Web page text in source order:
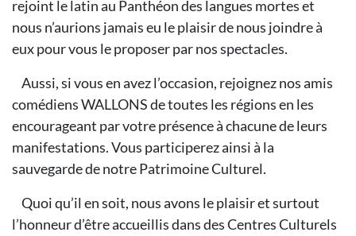
rejoint le latin au Panthéon des langues mortes et
nous n’aurions jamais eu le plaisir de nous joindre à
eux pour vous le proposer par nos spectacles.
Aussi, si vous en avez l’occasion, rejoignez nos amis
comédiens WALLONS de toutes les régions en les
encourageant par votre présence à chacune de leurs
manifestations. Vous participerez ainsi à la
sauvegarde de notre Patrimoine Culturel.
Quoi qu’il en soit, nous avons le plaisir et surtout
l’honneur d’être accueillis dans des Centres Culturels